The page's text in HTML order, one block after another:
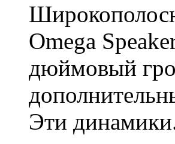
Omega
дюймовый
Эти